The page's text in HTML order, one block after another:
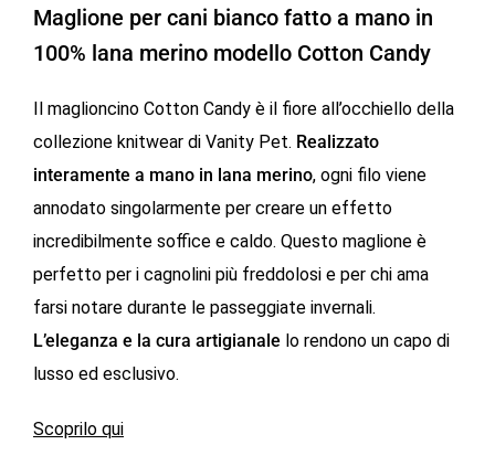
Maglione per cani bianco fatto a mano in
100% lana merino modello Cotton Candy
Il maglioncino Cotton Candy è il fiore all’occhiello della
collezione knitwear di Vanity Pet. Realizzato
interamente a mano in lana merino, ogni filo viene
annodato singolarmente per creare un effetto
incredibilmente soffice e caldo. Questo maglione è
perfetto per i cagnolini più freddolosi e per chi ama
farsi notare durante le passeggiate invernali.
L’eleganza e la cura artigianale lo rendono un capo di
lusso ed esclusivo.
Scoprilo qui